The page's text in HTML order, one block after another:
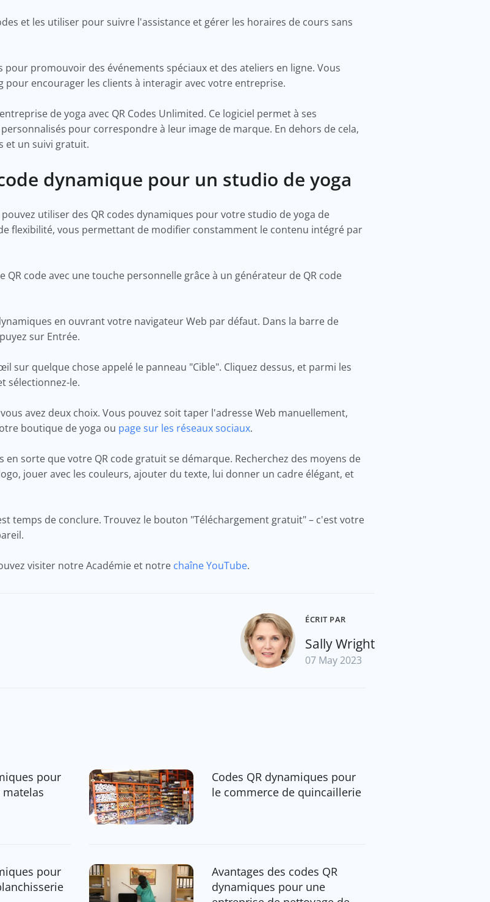
et les utiliser pour suivre l'assistance et gérer les horaires de cours sans
pour promouvoir des événements spéciaux et des ateliers en ligne. Vous
encourager les clients à interagir avec votre entreprise.
de yoga avec QR Codes Unlimited. Ce logiciel permet à ses
pour correspondre à leur image de marque. En dehors de cela,
et un suivi gratuit.
dynamique pour un studio de yoga
utiliser des QR codes dynamiques pour votre studio de yoga de
flexibilité, vous permettant de modifier constamment le contenu intégré par
code avec une touche personnelle grâce à un générateur de QR code
en ouvrant votre navigateur Web par défaut. Dans la barre de
sur Entrée.
sur quelque chose appelé le panneau "Cible". Cliquez dessus, et parmi les
sélectionnez-le.
avez deux choix. Vous pouvez soit taper l'adresse Web manuellement,
boutique de yoga ou page sur les réseaux sociaux.
en sorte que votre QR code gratuit se démarque. Recherchez des moyens de
jouer avec les couleurs, ajouter du texte, lui donner un cadre élégant, et
temps de conclure. Trouvez le bouton "Téléchargement gratuit" – c'est votre
visiter notre Académie et notre chaîne YouTube.
ÉCRIT PAR
Sally Wright
07 May 2023
pour
Codes QR dynamiques pour
le commerce de quincaillerie
pour
Avantages des codes QR
dynamiques pour une